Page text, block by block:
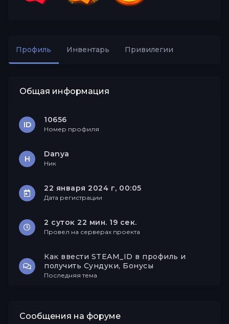
Профиль Инвентарь Привилегии
Общая информация
ID
10656
Номер профиля
Н
Danya
Ник
22 января 2024 г, 00:05
Дата регистрации
2 суток 22 мин. 19 сек.
Провел на серверах проекта
Как ввести STEAM_ID в профиль и
получить Сундуки, Бонусы
Последняя тема
Сообщения на форуме